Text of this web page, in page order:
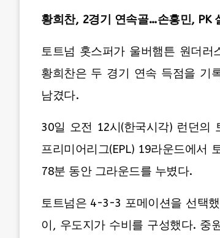
황희찬, 2경기 연속골…손흥민, PK
토트넘 홋스퍼가 울버햄튼 원더
황희찬은 두 경기 연속 득점을 기
남겼다.
30일 오전 12시(한국시각) 런던의
프리미어리그(EPL) 19라운드에서
78분 동안 그라운드를 누볐다.
토트넘은 4-3-3 포메이션을 선택
이, 우도지가 수비를 구성했다. 중